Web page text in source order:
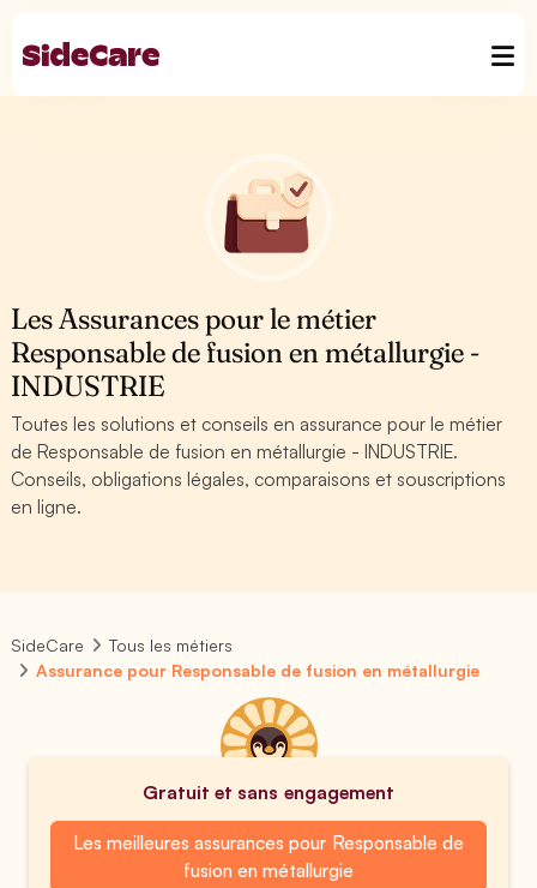
Les Assurances pour le métier
Responsable de fusion en métallurgie -
INDUSTRIE
Toutes les solutions et conseils en assurance pour le métier
de Responsable de fusion en métallurgie - INDUSTRIE.
Conseils, obligations légales, comparaisons et souscriptions
en ligne.
SideCare
Tous les métiers
Assurance pour Responsable de fusion en métallurgie
Gratuit et sans engagement
Les meilleures assurances pour Responsable de
fusion en métallurgie